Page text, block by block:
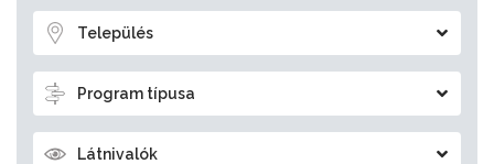
Település
Program típusa
Látnivalók